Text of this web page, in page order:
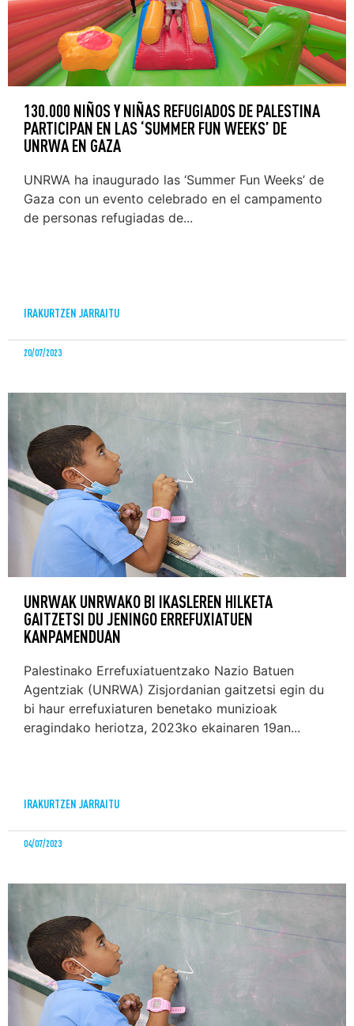
130.000 NIÑOS Y NIÑAS REFUGIADOS DE PALESTINA
PARTICIPAN EN LAS ‘SUMMER FUN WEEKS’ DE
UNRWA EN GAZA
UNRWA ha inaugurado las ‘Summer Fun Weeks’ de
Gaza con un evento celebrado en el campamento
de personas refugiadas de...
IRAKURTZEN JARRAITU
20/07/2023
UNRWAK UNRWAKO BI IKASLEREN HILKETA
GAITZETSI DU JENINGO ERREFUXIATUEN
KANPAMENDUAN
Palestinako Errefuxiatuentzako Nazio Batuen
Agentziak (UNRWA) Zisjordanian gaitzetsi egin du
bi haur errefuxiaturen benetako munizioak
eragindako heriotza, 2023ko ekainaren 19an...
IRAKURTZEN JARRAITU
04/07/2023